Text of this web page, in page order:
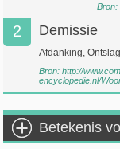
Bron:
2 Demissie
Afdanking, Ontslag
Bron:http://
encyclopedie.nl/
Betekenis